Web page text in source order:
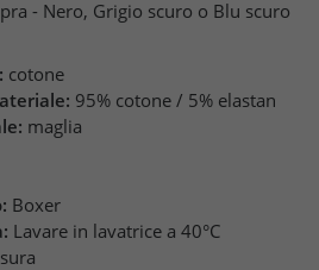
- Nero, Grigio scuro o Blu scuro
cotone
95% cotone / 5% elastan
maglia
Boxer
Lavare in lavatrice a 40°C